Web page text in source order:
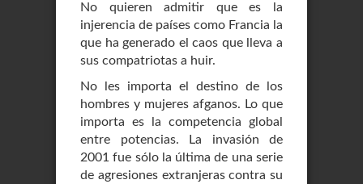
No quieren admitir que es la
injerencia de países como Francia la
que ha generado el caos que lleva a
sus compatriotas a huir.
No les importa el destino de los
hombres y mujeres afganos. Lo que
importa es la competencia global
entre potencias. La invasión de
2001 fue sólo la última de una serie
de agresiones extranjeras contra su